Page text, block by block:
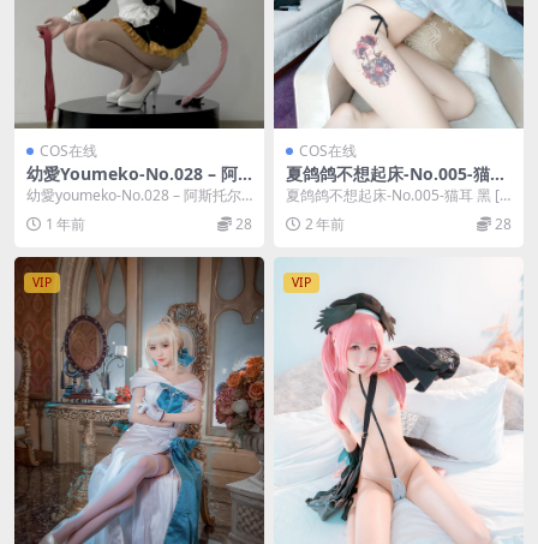
COS在线
幼愛Youmeko-No.028 – 阿
斯托尔福女仆 [53P]
幼愛youmeko-No.028 – 阿斯托尔
福女仆 [53P]，幼愛youme...
1 年前 28
COS在线
夏鸽鸽不想起床-No.005-猫耳
黑 [25P 8V]
夏鸽鸽不想起床-No.005-猫耳 黑 [2
5P 8V]，夏鸽鸽不想起床在线作品...
2 年前 28
VIP VIP